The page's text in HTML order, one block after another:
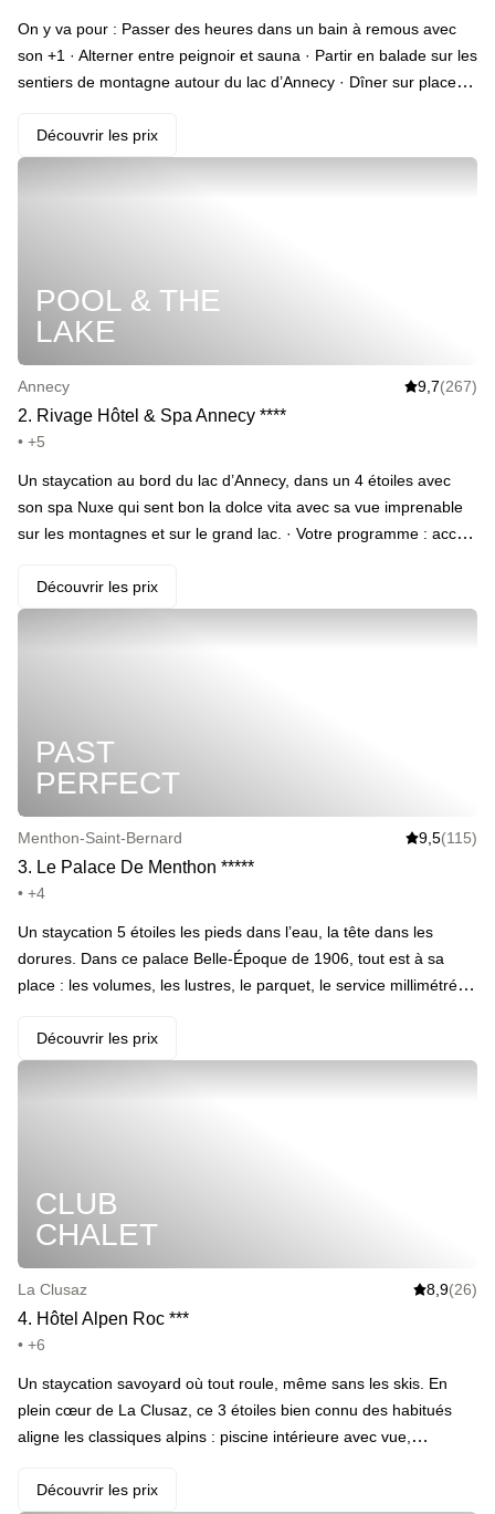
On y va pour : Passer des heures dans un bain à remous avec
son +1 · Alterner entre peignoir et sauna · Partir en balade sur les
sentiers de montagne autour du lac d’Annecy · Dîner sur place le
un petit-déjeuner royal avec viennoiseries, brioche, cakes
maisons, fruits secs, salade de fruits frais, charcuterie et
Découvrir les prix
POOL & THE
LAKE
Annecy 9,7(267)
2. Rivage Hôtel & Spa Annecy ****
• +5
Un staycation au bord du lac d’Annecy, dans un 4 étoiles avec
son spa Nuxe qui sent bon la dolce vita avec sa vue imprenable
sur les montagnes et sur le grand lac. · Votre programme : accès
calme puis un petit-déjeuner buffet le lendemain matin. · ️ Le
highlight : profitez de la multitude d’activités sur le lac et dans les
Découvrir les prix
PAST
PERFECT
Menthon-Saint-Bernard 9,5(115)
3. Le Palace De Menthon *****
• +4
Un staycation 5 étoiles les pieds dans l’eau, la tête dans les
dorures. Dans ce palace Belle-Époque de 1906, tout est à sa
place : les volumes, les lustres, le parquet, le service millimétré…
spa Sothys pour dérouiller les épaules, une pâtisserie pour le
moral, un hammam pour ceux qui ont tout compris : ici, le
garanti.
Découvrir les prix
CLUB
CHALET
La Clusaz 8,9(26)
4. Hôtel Alpen Roc ***
• +6
Un staycation savoyard où tout roule, même sans les skis. En
plein cœur de La Clusaz, ce 3 étoiles bien connu des habitués
aligne les classiques alpins : piscine intérieure avec vue,
les sentiers (ou au marché), on vient s’y poser version chalet 2.0,
Découvrir les prix